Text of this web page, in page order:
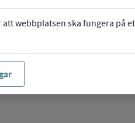
webbplatsen ska fungera på